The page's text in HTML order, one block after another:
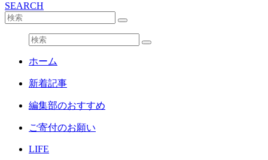
SEARCH
ホーム
新着記事
編集部のおすすめ
ご寄付のお願い
LIFE